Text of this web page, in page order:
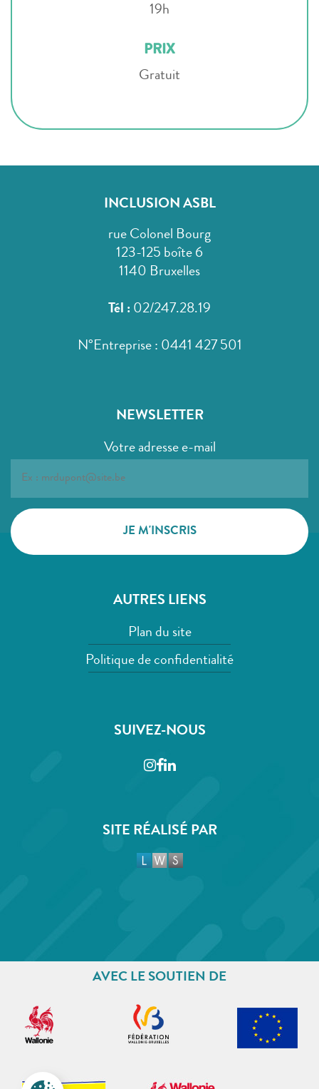
19h
PRIX
Gratuit
INCLUSION ASBL
rue Colonel Bourg
123-125 boîte 6
1140 Bruxelles
Tél : 02/247.28.19
N°Entreprise : 0441 427 501
NEWSLETTER
Votre adresse e-mail
AUTRES LIENS
Plan du site
Politique de confidentialité
SUIVEZ-NOUS
Instagram
Facebook
LinkedIn
SITE RÉALISÉ PAR
AVEC LE SOUTIEN DE